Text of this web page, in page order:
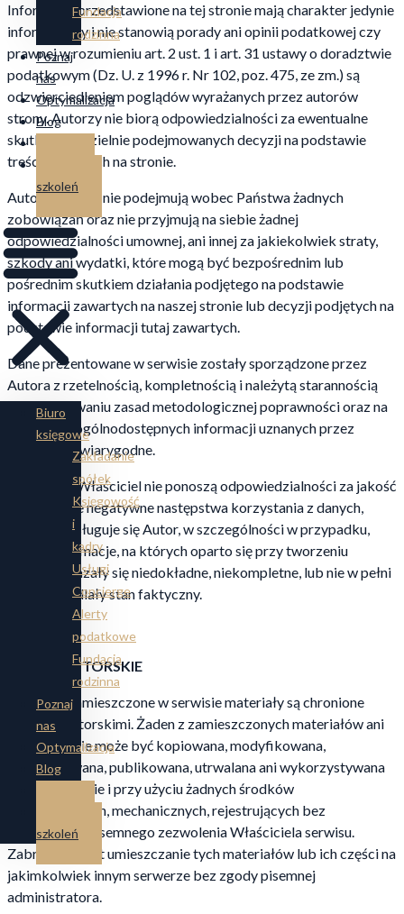
Fundacja
rodzinna
Poznaj
nas
Optymalizacja
Blog
szkoleń
Biuro
księgowe
Zakładanie
spółek
Księgowość
i
kadry
Usługi
Concierge
Alerty
podatkowe
Fundacja
rodzinna
Poznaj
nas
Optymalizacja
Blog
szkoleń
Informacje przedstawione na tej stronie mają charakter jedynie
informacyjny i nie stanowią porady ani opinii podatkowej czy
prawnej w rozumieniu art. 2 ust. 1 i art. 31 ustawy o doradztwie
podatkowym (Dz. U. z 1996 r. Nr 102, poz. 475, ze zm.) są
odzwierciedleniem poglądów wyrażanych przez autorów
strony. Autorzy nie biorą odpowiedzialności za ewentualne
skutki samodzielnie podejmowanych decyzji na podstawie
treści zawartych na stronie.
Autorzy strony nie podejmują wobec Państwa żadnych
zobowiązań oraz nie przyjmują na siebie żadnej
odpowiedzialności umownej, ani innej za jakiekolwiek straty,
szkody ani wydatki, które mogą być bezpośrednim lub
pośrednim skutkiem działania podjętego na podstawie
informacji zawartych na naszej stronie lub decyzji podjętych na
podstawie informacji tutaj zawartych.
Dane prezentowane w serwisie zostały sporządzone przez
Autora z rzetelnością, kompletnością i należytą starannością
przy zachowaniu zasad metodologicznej poprawności oraz na
podstawie ogólnodostępnych informacji uznanych przez
autorów za wiarygodne.
Autor oraz Właściciel nie ponoszą odpowiedzialności za jakość
i ewentualne negatywne następstwa korzystania z danych,
którymi posługuje się Autor, w szczególności w przypadku,
gdyby informacje, na których oparto się przy tworzeniu
serwisu, okazały się niedokładne, niekompletne, lub nie w pełni
odzwierciedlały stan faktyczny.
PRAWA AUTORSKIE
Wszelkie zamieszczone w serwisie materiały są chronione
prawami autorskimi. Żaden z zamieszczonych materiałów ani
jego część nie może być kopiowana, modyfikowana,
dystrybuowana, publikowana, utrwalana ani wykorzystywana
w żadnej formie i przy użyciu żadnych środków
elektronicznych, mechanicznych, rejestrujących bez
uprzedniego pisemnego zezwolenia Właściciela serwisu.
Zabronione jest umieszczanie tych materiałów lub ich części na
jakimkolwiek innym serwerze bez zgody pisemnej
administratora.